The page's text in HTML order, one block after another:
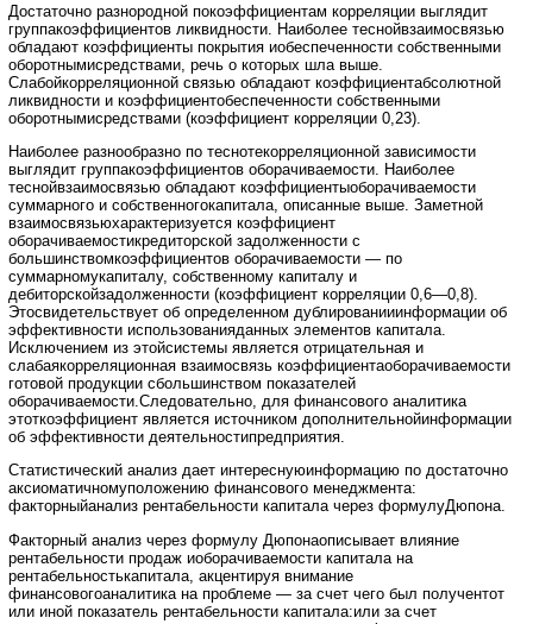
Достаточно разнородной покоэффициентам корреляции выглядит
группакоэффициентов ликвидности. Наиболее теснойвзаимосвязью
обладают коэффициенты покрытия иобеспеченности собственными
оборотнымисредствами, речь о которых шла выше.
Слабойкорреляционной связью обладают коэффициентабсолютной
ликвидности и коэффициентобеспеченности собственными
оборотнымисредствами (коэффициент корреляции 0,23).
Наиболее разнообразно по теснотекорреляционной зависимости
выглядит группакоэффициентов оборачиваемости. Наиболее
теснойвзаимосвязью обладают коэффициентыоборачиваемости
суммарного и собственногокапитала, описанные выше. Заметной
взаимосвязьюхарактеризуется коэффициент
оборачиваемостикредиторской задолженности с
большинствомкоэффициентов оборачиваемости — по
суммарномукапиталу, собственному капиталу и
дебиторскойзадолженности (коэффициент корреляции 0,6—0,8).
Этосвидетельствует об определенном дублированииинформации об
эффективности использованияданных элементов капитала.
Исключением из этойсистемы является отрицательная и
слабаякорреляционная взаимосвязь коэффициентаоборачиваемости
готовой продукции сбольшинством показателей
оборачиваемости.Следовательно, для финансового аналитика
этоткоэффициент является источником дополнительнойинформации
об эффективности деятельностипредприятия.
Статистический анализ дает интереснуюинформацию по достаточно
аксиоматичномуположению финансового менеджмента:
факторныйанализ рентабельности капитала через формулуДюпона.
Факторный анализ через формулу Дюпонаописывает влияние
рентабельности продаж иоборачиваемости капитала на
рентабельностькапитала, акцентируя внимание
финансовогоаналитика на проблеме — за счет чего был получентот
или иной показатель рентабельности капитала:или за счет